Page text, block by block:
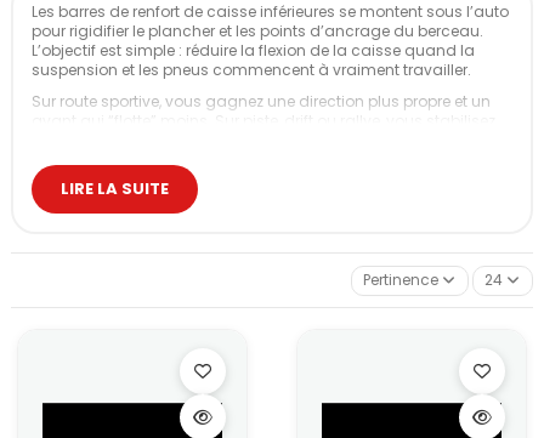
Les barres de renfort de caisse inférieures se montent sous l’auto
pour rigidifier le plancher et les points d’ancrage du berceau.
L’objectif est simple : réduire la flexion de la caisse quand la
suspension et les pneus commencent à vraiment travailler.
Sur route sportive, vous gagnez une direction plus propre et un
Nos barres de renfort de caisse
et parfois des versions plus complexes en H ou à
multipoints.
LIRE LA SUITE
Pertinence 24